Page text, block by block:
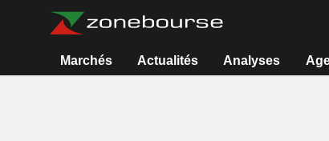
Marchés Actualités Analyses